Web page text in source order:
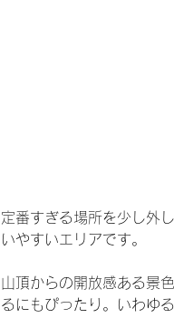
定番すぎる場所を少し外
いやすいエリアです。
山頂からの開放感ある景
るにもぴったり。いわゆ